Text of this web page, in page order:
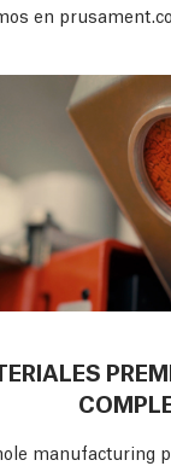
en
manufacturing